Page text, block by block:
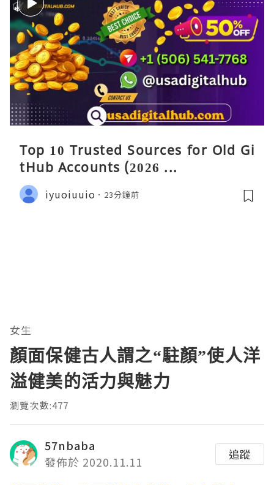
Top 10 Trusted Sources for Old Gi
tHub Accounts (2026 ...
iyuoiuuio 23分鐘前
女生
顏面保健古人謂之“駐顏”使人洋
溢健美的活力與魅力
瀏覽次數:477
57nbaba
發佈於 2020.11.11
追蹤